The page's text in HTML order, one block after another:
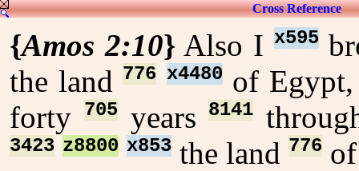
Cross Reference
{Amos 2:10}Also I x595
the land 776 x4480of
forty
705years 8141
3423 z8800 x853 the land 776